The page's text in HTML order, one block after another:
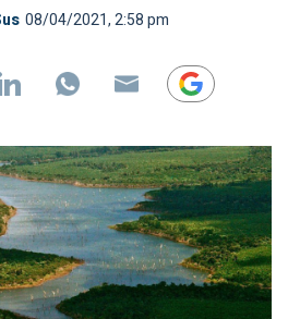
08/04/2021, 2:58 pm